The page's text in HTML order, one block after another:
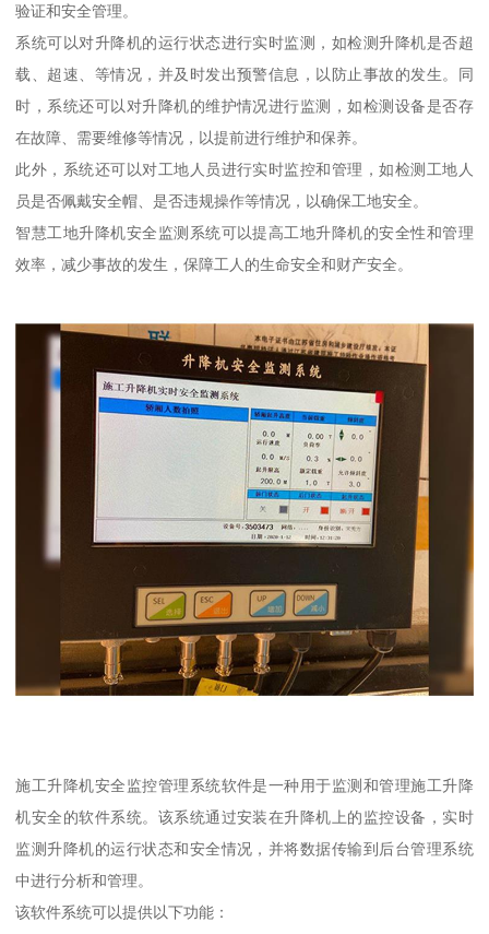
验证和安全管理。
系统可以对升降机的运行状态进行实时监测，如检测升降机是否超
载、超速、等情况，并及时发出预警信息，以防止事故的发生。同
时，系统还可以对升降机的维护情况进行监测，如检测设备是否存
在故障、需要维修等情况，以提前进行维护和保养。
此外，系统还可以对工地人员进行实时监控和管理，如检测工地人
员是否佩戴安全帽、是否违规操作等情况，以确保工地安全。
智慧工地升降机安全监测系统可以提高工地升降机的安全性和管理
效率，减少事故的发生，保障工人的生命安全和财产安全。
施工升降机安全监控管理系统软件是一种用于监测和管理施工升降
机安全的软件系统。该系统通过安装在升降机上的监控设备，实时
监测升降机的运行状态和安全情况，并将数据传输到后台管理系统
中进行分析和管理。
该软件系统可以提供以下功能：